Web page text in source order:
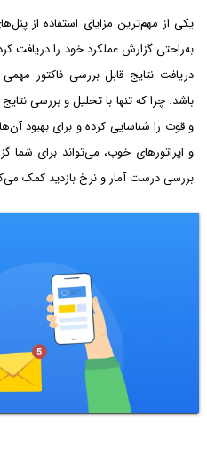
یکی از مهم‌ترین مزایای استفاده از
به‌راحتی گزارش عملکرد خود را دریافت
دریافت نتایج قابل بررسی فاکتور
باشد. چرا که تنها با تحلیل و بررسی
و قوت را شناسایی کرده و برای بهبود
و اپراتور‌های خوب، می‌تواند برای شما
بررسی درست آمار و نرخ بازدید کمک